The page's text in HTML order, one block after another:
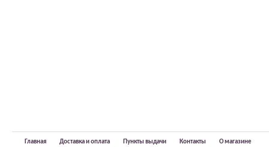
Главная Доставка и оплата Пункты выдачи Контакты О магазине